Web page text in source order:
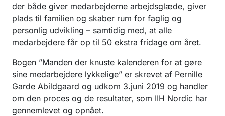
der både giver medarbejderne arbejdsglæde, giver
plads til familien og skaber rum for faglig og
personlig udvikling – samtidig med, at alle
medarbejdere får op til 50 ekstra fridage om året.
Bogen ”Manden der knuste kalenderen for at gøre
sine medarbejdere lykkelige” er skrevet af Pernille
Garde Abildgaard og udkom 3.juni 2019 og handler
om den proces og de resultater, som IIH Nordic har
gennemlevet og opnået.